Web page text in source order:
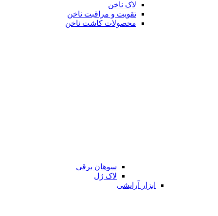
لاک ناخن
تقویت و مراقبت ناخن
محصولات کاشت ناخن
سوهان برقی
لاک ژل
ابزار آرایشی